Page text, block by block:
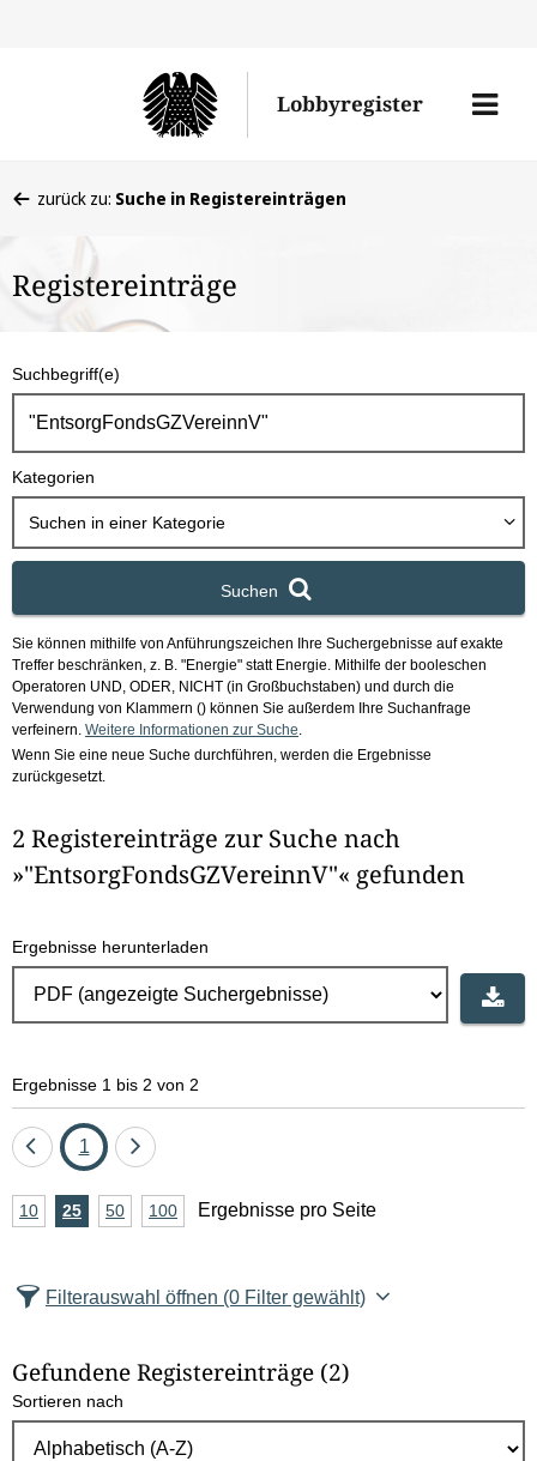
den
Lobbyregister
Menü
befinden
hier:
zurück zu: Suche in Registereinträgen
Registereinträge
u
h
b
x
Suchbegriff(e)
Kategorien
Suchen in einer Kategorie
Suchen
Sie können mithilfe von Anführungszeichen Ihre Suchergebnisse auf exakte
Treffer beschränken, z. B. "Energie" statt Energie. Mithilfe der booleschen
Operatoren UND, ODER, NICHT (in Großbuchstaben) und durch die
Verwendung von Klammern () können Sie außerdem Ihre Suchanfrage
verfeinern. Weitere Informationen zur Suche
Wenn Sie eine neue Suche durchführen, werden die Ergebnisse
zurückgesetzt.
2 Registereinträge zur Suche nach
»"EntsorgFondsGZVereinnV"« gefunden
Ergebnisse herunterladen
Ergebnisse 1 bis 2 von 2
Eine
zurück
Seite
1
Eine
vor
A
z
l
E
10Ergebnisse
25Ergebnisse
50Ergebnisse
100Ergebnisse
Ergebnisse pro Seite
Filterauswahl öffnen (0 Filter gewählt)
Gefundene Registereinträge (2)
Sortieren nach